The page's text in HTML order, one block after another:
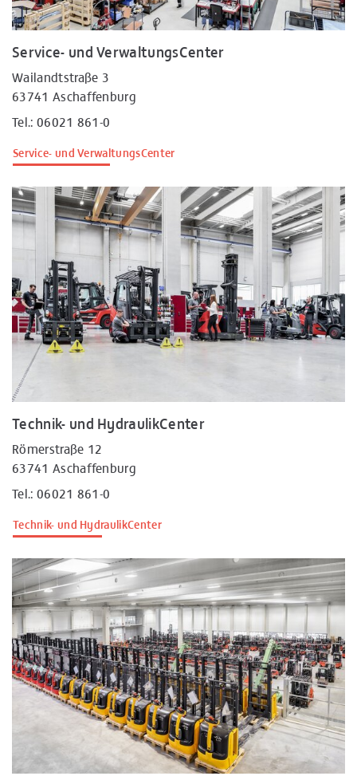
Service- und VerwaltungsCenter
Wailandtstraße 3
63741 Aschaffenburg
Tel.: 06021 861-0
Service- und VerwaltungsCenter
Technik- und HydraulikCenter
Römerstraße 12
63741 Aschaffenburg
Tel.: 06021 861-0
Technik- und HydraulikCenter